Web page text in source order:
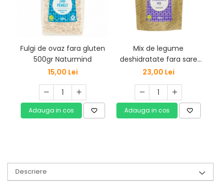
Fulgi de ovaz fara gluten
500gr Naturmind
15,00 Lei
Adauga in cos
Mix de legume
deshidratate fara sare
250g, Naturmind
23,00 Lei
Adauga in cos
Descriere